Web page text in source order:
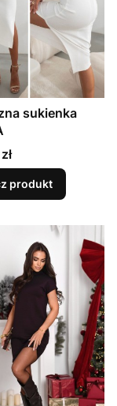
sukienka
produkt